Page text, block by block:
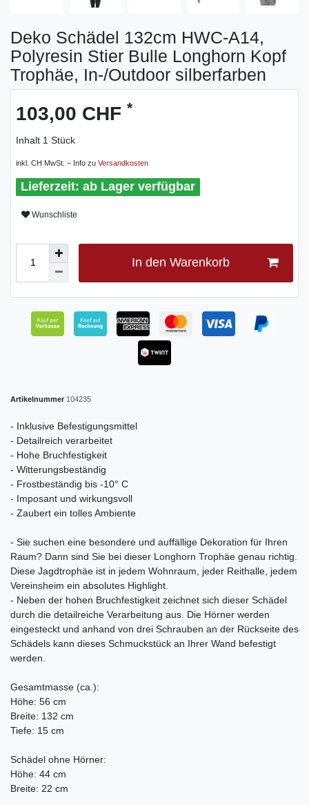
Deko Schädel 132cm HWC-A14,
Polyresin Stier Bulle Longhorn Kopf
Trophäe, In-/Outdoor silberfarben
103,00 CHF *
Inhalt 1 Stück
inkl. CH MwSt. – Info zu Versandkosten
ab Lager verfügbar
Wunschliste
In den Warenkorb
Artikelnummer 104235
- Inklusive Befestigungsmittel
- Detailreich verarbeitet
- Hohe Bruchfestigkeit
- Witterungsbeständig
- Frostbeständig bis -10° C
- Imposant und wirkungsvoll
- Zaubert ein tolles Ambiente
- Sie suchen eine besondere und auffällige Dekoration für Ihren
Raum? Dann sind Sie bei dieser Longhorn Trophäe genau richtig.
Diese Jagdtrophäe ist in jedem Wohnraum, jeder Reithalle, jedem
Vereinsheim ein absolutes Highlight.
- Neben der hohen Bruchfestigkeit zeichnet sich dieser Schädel
durch die detailreiche Verarbeitung aus. Die Hörner werden
eingesteckt und anhand von drei Schrauben an der Rückseite des
Schädels kann dieses Schmuckstück an Ihrer Wand befestigt
werden.
Gesamtmasse (ca.):
Höhe: 56 cm
Breite: 132 cm
Tiefe: 15 cm
Schädel ohne Hörner:
Höhe: 44 cm
Breite: 22 cm